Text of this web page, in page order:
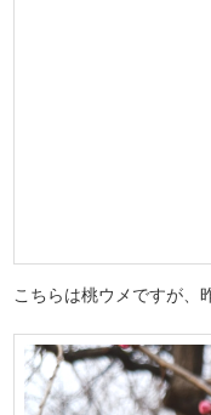
こちらは桃ウメですが、